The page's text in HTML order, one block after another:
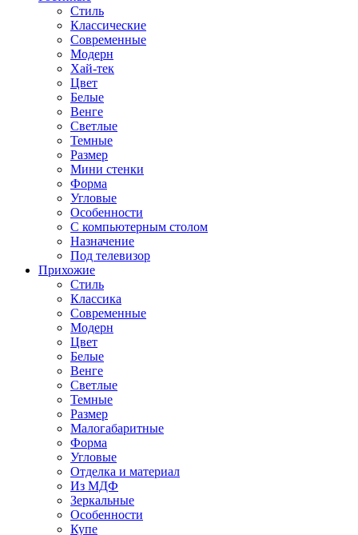
Стиль
Классические
Современные
Модерн
Хай-тек
Цвет
Белые
Венге
Светлые
Темные
Размер
Мини стенки
Форма
Угловые
Особенности
С компьютерным столом
Назначение
Под телевизор
Прихожие
Стиль
Классика
Современные
Модерн
Цвет
Белые
Венге
Светлые
Темные
Размер
Малогабаритные
Форма
Угловые
Отделка и материал
Из МДФ
Зеркальные
Особенности
Купе